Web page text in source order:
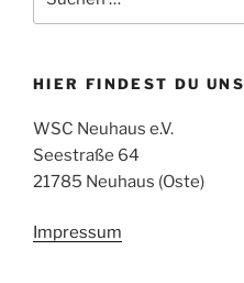
nach:
HIER FINDEST DU UNS
WSC Neuhaus e.V.
Seestraße 64
21785 Neuhaus (Oste)
Impressum